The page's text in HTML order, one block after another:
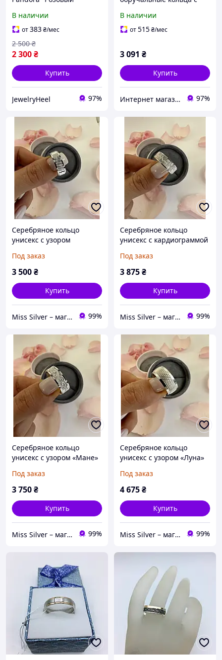
Серьги, Кольцо, Подвска
Пандора
В наличии
от383₴/мес
2 300₴
2 500 ₴
Купить
JewelryHeel 97%
"Кармен"
В наличии
от515₴/мес
3 091 ₴
Купить
Интернет магазин Emily store 97%
Серебряное кольцо
унисекс с узором
серебро женское и
мужское
Под заказ
3 500₴
Купить
Miss Silver – магазин ювелирных украшений из серебра 99%
Серебряное кольцо
унисекс с кардиограммой
серебро женское и
мужское
Под заказ
3 875₴
Купить
Miss Silver – магазин ювелирных украшений из серебра 99%
Серебряное кольцо
унисекс с узором «Мане»
женское и мужское
Под заказ
3 750₴
Купить
Miss Silver – магазин ювелирных украшений из серебра 99%
Серебряное кольцо
унисекс с узором «Луна»
женское и мужское
Под заказ
4 675₴
Купить
Miss Silver – магазин ювелирных украшений из серебра 99%